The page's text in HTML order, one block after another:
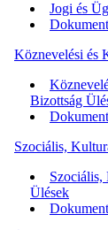
Jogi és
Köznevelési és
Bizottság
Szociális,
Szociális,
Ülések